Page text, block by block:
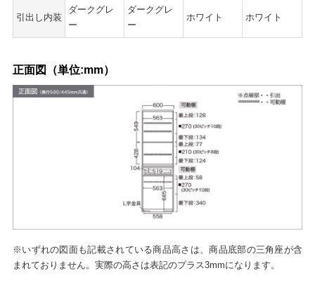
引出し内装
ダークグレ
ー
ダークグレ
ー
ホワイト ホワイト
正面図（単位:mm）
※いずれの図面も記載されている商品高さは、商品底部の三角座が含
まれておりません。実際の高さは表記のプラス3mmになります。